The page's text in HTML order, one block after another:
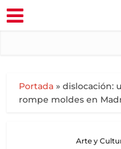
Portada »dislocación:
rompe moldes en
Arte y